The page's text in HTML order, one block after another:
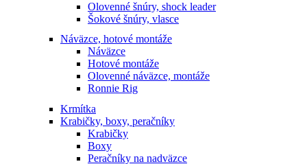
Olovenné šnúry, shock leader
Šokové šnúry, vlasce
Náväzce, hotové montáže
Náväzce
Hotové montáže
Olovenné náväzce, montáže
Ronnie Rig
Krmítka
Krabičky, boxy, peračníky
Krabičky
Boxy
Peračníky na nadväzce